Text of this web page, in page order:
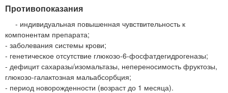
Противопоказания
- индивидуальная повышенная чувствительность к
компонентам препарата;
- заболевания системы крови;
- генетическое отсутствие глюкозо-6-фосфатдегидрогеназы;
- дефицит сахаразы/изомальтазы, непереносимость фруктозы,
глюкозо-галактозная мальабсорбция;
- период новорожденности (возраст до 1 месяца).